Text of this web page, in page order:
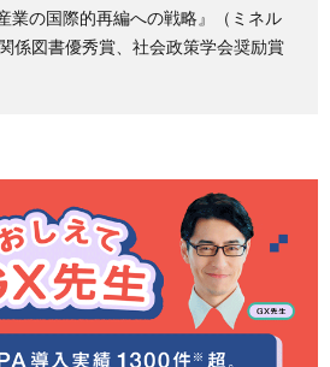
の国際的再編への戦略』（ミネル
係図書優秀賞、社会政策学会奨励賞